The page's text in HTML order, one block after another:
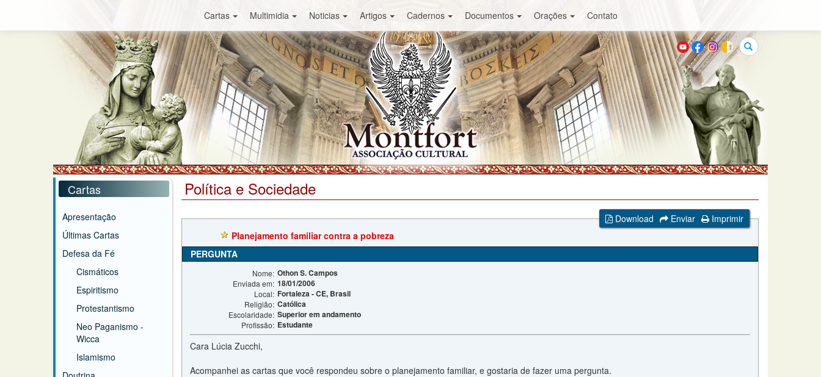
Cartas Multimidia Noticias Artigos Cadernos Documentos Orações Contato
Buscar
Cartas
Apresentação
Últimas Cartas
Defesa da Fé
Cismáticos
Espiritismo
Protestantismo
Neo Paganismo -
Wicca
Islamismo
Política e Sociedade
Download Enviar
Imprimir
Planejamento familiar contra a pobreza
PERGUNTA
Nome: Othon S. Campos
Enviada em: 18/01/2006
Local: Fortaleza - CE, Brasil
Religião: Católica
Escolaridade: Superior em andamento
Profissão: Estudante
Cara Lúcia Zucchi,
Acompanhei as cartas que você respondeu sobre o planejamento familiar, e gostaria de fazer uma pergunta.